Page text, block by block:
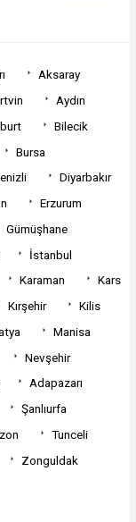
Aksaray
Aydın
Bilecik
Bursa
Diyarbakır
Erzurum
Gümüşhane
İstanbul
Karaman
Kars
Kırşehir
Kilis
Manisa
Nevşehir
Adapazarı
Şanlıurfa
Tunceli
Zonguldak